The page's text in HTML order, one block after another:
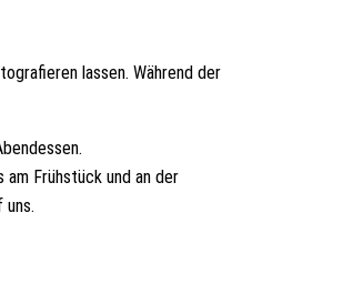
lassen. Während der
Frühstück und an der